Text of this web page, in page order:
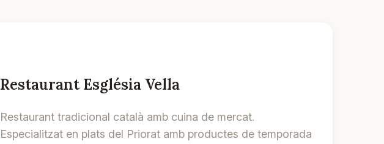
Restaurant Església Vella
Restaurant tradicional català amb cuina de mercat.
Especialitzat en plats del Priorat amb productes de temporada